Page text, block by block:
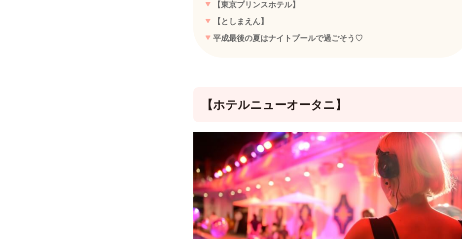
【東京プリンスホテル】
【としまえん】
平成最後の夏はナイトプールで過ごそう♡
【ホテルニューオータニ】